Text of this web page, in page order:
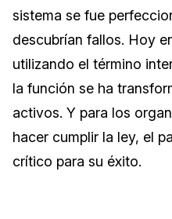
La Venta al Por
TI y Operaciones
sistema se fue
descubrían fallos. Hoy
utilizando el término
la función se ha
activos. Y para los
hacer cumplir la ley, el
crítico para su éxito.